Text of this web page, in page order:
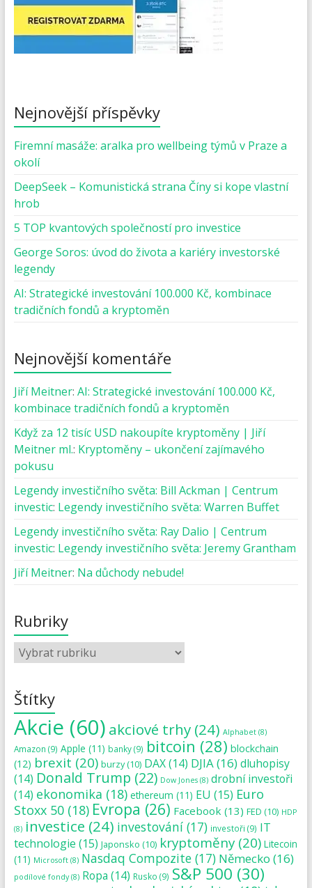
Nejnovější příspěvky
Firemní masáže: aralka pro wellbeing týmů v Praze a
okolí
DeepSeek – Komunistická strana Číny si kope vlastní
hrob
5 TOP kvantových společností pro investice
George Soros: úvod do života a kariéry investorské
legendy
AI: Strategické investování 100.000 Kč, kombinace
tradičních fondů a kryptoměn
Nejnovější komentáře
Jiří Meitner: AI: Strategické investování 100.000 Kč,
kombinace tradičních fondů a kryptoměn
Když za 12 tisíc USD nakoupíte kryptoměny | Jiří
Meitner ml.: Kryptoměny – ukončení zajímavého
pokusu
Legendy investičního světa: Bill Ackman | Centrum
investic: Legendy investičního světa: Warren Buffet
Legendy investičního světa: Ray Dalio | Centrum
investic: Legendy investičního světa: Jeremy Grantham
Jiří Meitner: Na důchody nebude!
Rubriky
Štítky
Akcie (60) akciové trhy(24) Alphabet(8)
Amazon (9) Apple (11) banky(9) bitcoin (28) blockchain
(12) brexit (20) burzy(10) DAX(14) DJIA(16)dluhopisy
(14) Donald Trump (22) Dow Jones(8) drobní investoři
(14) ekonomika (18) ethereum (11) EU (15) Euro
Stoxx 50(18) Evropa (26) Facebook (13) FED (10) HDP
(8) investice (24) investování(17) investoři (9) IT
technologie (15) Japonsko (10) kryptoměny(20) Litecoin
(11) Microsoft(8) Nasdaq Compozite(17) Německo (16)
podílové fondy(8) Ropa (14) Rusko (9) S&P 500 (30)